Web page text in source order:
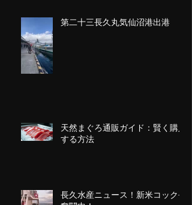
第二十三長久丸気仙沼港出港
天然まぐろ通販ガイド：賢く購入
する方法
長久水産ニュース！新米コック長